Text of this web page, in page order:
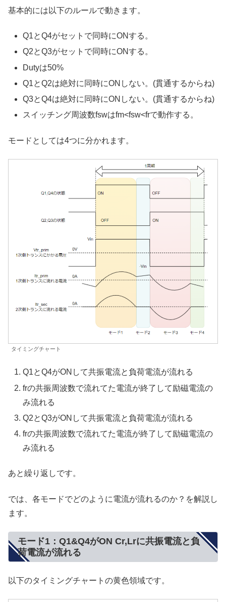
基本的には以下のルールで動きます。
Q1とQ4がセットで同時にONする。
Q2とQ3がセットで同時にONする。
Dutyは50%
Q1とQ2は絶対に同時にONしない。(貫通するからね)
Q3とQ4は絶対に同時にONしない。(貫通するからね)
スイッチング周波数fswはfm<fsw<frで動作する。
モードとしては4つに分かれます。
タイミングチャート
Q1とQ4がONして共振電流と負荷電流が流れる
frの共振周波数で流れてた電流が終了して励磁電流の
み流れる
Q2とQ3がONして共振電流と負荷電流が流れる
frの共振周波数で流れてた電流が終了して励磁電流の
み流れる
あと繰り返しです。
では、各モードでどのように電流が流れるのか？を解説し
ます。
モード1：Q1&Q4がON Cr,Lrに共振電流と負
荷電流が流れる
以下のタイミングチャートの黄色領域です。